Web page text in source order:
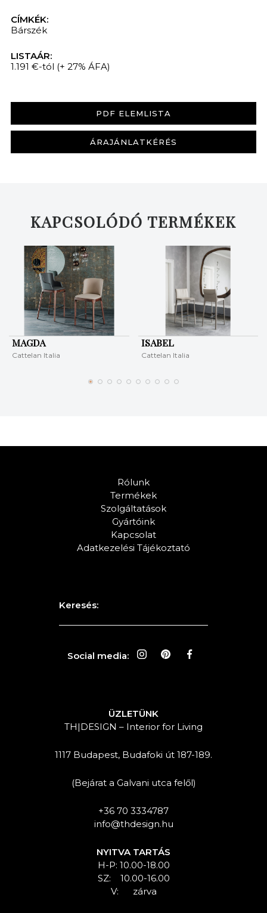
CÍMKÉK:
Bárszék
LISTAÁR:
1.191 €-tól (+ 27% ÁFA)
PDF ELEMLISTA
ÁRAJÁNLATKÉRÉS
KAPCSOLÓDÓ TERMÉKEK
MAGDA
Cattelan Italia
ISABEL
Cattelan Italia
Rólunk
Termékek
Szolgáltatások
Gyártóink
Kapcsolat
Adatkezelési Tájékoztató
Keresés:
Social media:
ÜZLETÜNK
TH|DESIGN – Interior for Living
1117 Budapest, Budafoki út 187-189.
(Bejárat a Galvani utca felől)
+36 70 3334787
info@thdesign.hu
NYITVA TARTÁS
H-P: 10.00-18.00
SZ: 10.00-16.00
V: zárva
KERESÉS